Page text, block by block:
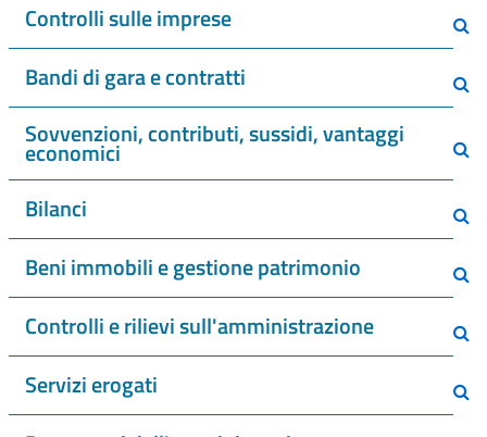
Controlli sulle imprese
Bandi di gara e contratti
Sovvenzioni, contributi, sussidi, vantaggi
economici
Bilanci
Beni immobili e gestione patrimonio
Controlli e rilievi sull'amministrazione
Servizi erogati